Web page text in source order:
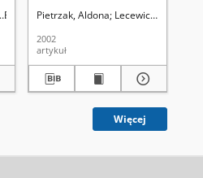
Pietrzak, Aldona. Roliński, Jacek. Pietrzak,
Pietrzak, Aldona Lecewicz-Toruń,
2002
artykuł
Więcej